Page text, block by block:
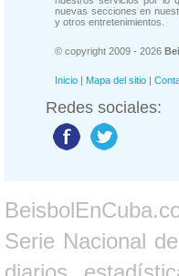
nuevas secciones en
y otros entretenimientos.
© copyright 2009 - 2026
Inicio | Mapa del sitio |
Redes sociales:
Serie Nacional